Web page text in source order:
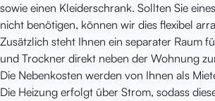
sowie einen Kleiderschrank. Sollten Sie
nicht benötigen, können wir dies flexibel
Zusätzlich steht Ihnen ein separater Raum
und Trockner direkt neben der Wohnung
Die Nebenkosten werden von Ihnen als
Die Heizung erfolgt über Strom, sodass